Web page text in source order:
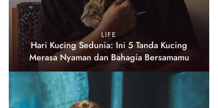
LIFE
Hari Kucing Sedunia: Ini 5 Tanda Kucing
Merasa Nyaman dan Bahagia Bersamamu